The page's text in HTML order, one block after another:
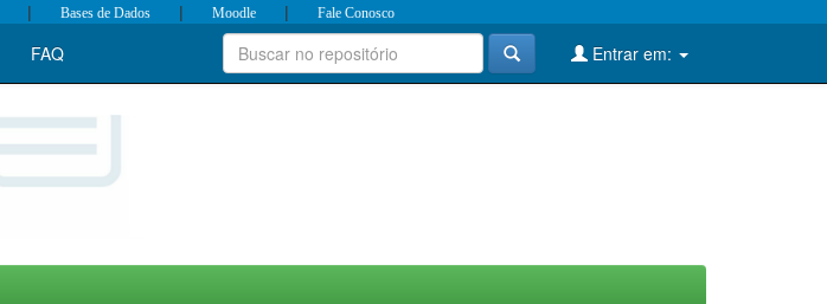
| Bases de Dados | Moodle | Fale Conosco
FAQ Entrar em: